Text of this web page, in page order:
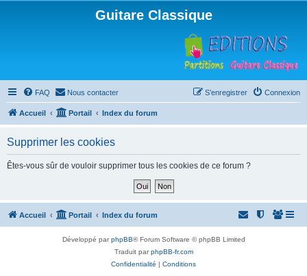
Guitare Classique
FAQ Nous contacter Connexion
S’enregistrer
Accueil Portail Index du forum
Supprimer les cookies
Êtes-vous sûr de vouloir supprimer tous les cookies de ce forum ?
Accueil Portail Index du forum
Développé parphpBB® Forum Software © phpBB Limited
Traduit parphpBB-fr.com
Confidentialité | Conditions